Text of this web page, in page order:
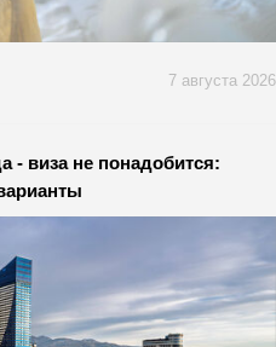
7 августа 2026
- виза не понадобится: